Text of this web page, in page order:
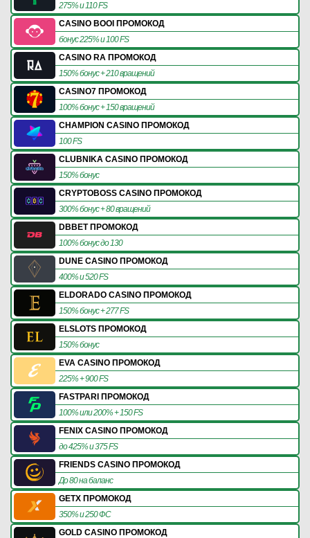
275% и 110 FS
CASINO BOOI ПРОМОКОД
бонус 225% и 100 FS
CASINO RA ПРОМОКОД
150% бонус + 210 вращений
CASINO7 ПРОМОКОД
100% бонус + 150 вращений
CHAMPION CASINO ПРОМОКОД
100 FS
CLUBNIKA CASINO ПРОМОКОД
150% бонус
CRYPTOBOSS CASINO ПРОМОКОД
300% бонус + 80 вращений
DBBET ПРОМОКОД
100% бонус до 130
DUNE CASINO ПРОМОКОД
400% и 520 FS
ELDORADO CASINO ПРОМОКОД
150% бонус + 277 FS
ELSLOTS ПРОМОКОД
150% бонус
EVA CASINO ПРОМОКОД
225% + 900 FS
FASTPARI ПРОМОКОД
100% или 200% + 150 FS
FENIX CASINO ПРОМОКОД
до 425% и 375 FS
FRIENDS CASINO ПРОМОКОД
До 80 на баланс
GETX ПРОМОКОД
350% и 250 ФС
GOLD CASINO ПРОМОКОД